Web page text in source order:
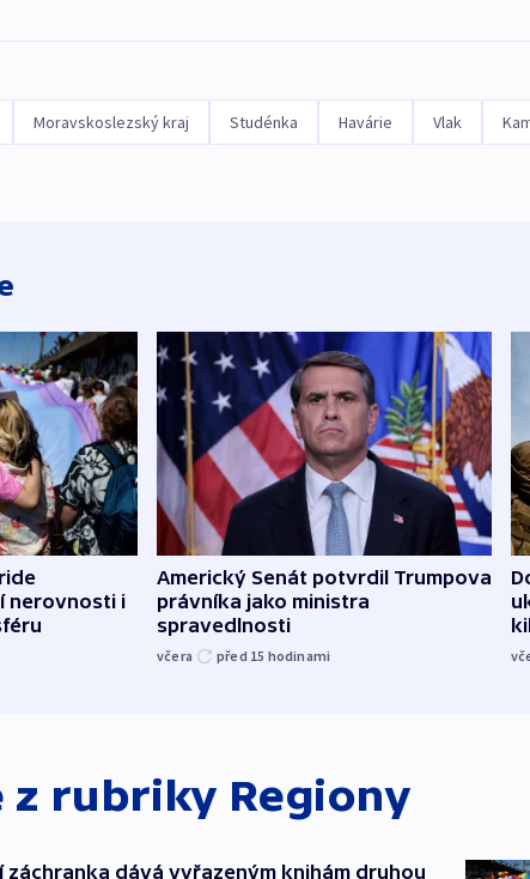
Moravskoslezský kraj Studénka Havárie Vlak
nerovnosti i
Americký Senát potvrdil Trumpova
právníka jako ministra
spravedlnosti
včera před 15 hodinami
z rubriky Regiony
záchranka dává vyřazeným knihám druhou